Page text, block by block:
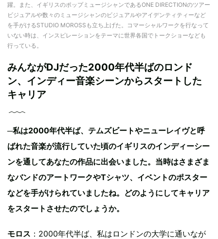
躍。また、イギリスのポップミュージシャンであるONE DIRECTIONのツアー
ビジュアルや数々のミュージシャンのビジュアルやアイデンティティーなど
を手がけるSTUDIO MOROSSも立ち上げた。コマーシャルワークを行なって
いない時は、インスピレーションをテーマに世界各国でトークショーなども
行っている。
みんながDJだった2000年代半ばのロンド
ン、インディー音楽シーンからスタートした
キャリア
─私は2000年代半ば、テムズビートやニューレイヴと呼
ばれた音楽が流行していた頃のイギリスのインディーシー
ンを通してあなたの作品に出会いました。当時はさまざま
なバンドのアートワークやTシャツ、イベントのポスター
などを手がけられていましたね。どのようにしてキャリア
をスタートさせたのでしょうか。
モロス ：2000年代半ば、私はロンドンの大学に通いなが